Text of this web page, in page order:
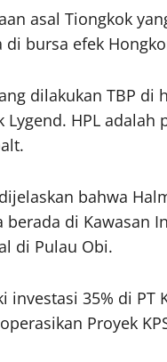
asal Tiongkok
bursa efek
dilakukan TBP
HPL adalah
bahwa
di Kawasan
di Pulau Obi.
investasi 35% di PT
Proyek